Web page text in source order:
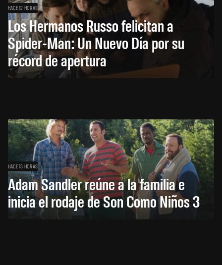
HACE 12 HORAS
Los Hermanos Russo felicitan a
Spider-Man: Un Nuevo Día por su
récord de apertura
HACE 13 HORAS
Adam Sandler reúne a la familia e
inicia el rodaje de Son Como Niños 3